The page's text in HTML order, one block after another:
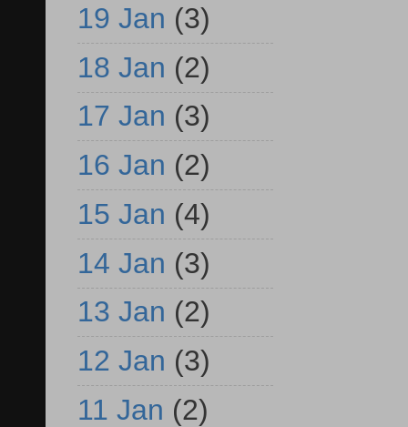
19 Jan (3)
18 Jan (2)
17 Jan (3)
16 Jan (2)
15 Jan (4)
14 Jan (3)
13 Jan (2)
12 Jan (3)
11 Jan (2)